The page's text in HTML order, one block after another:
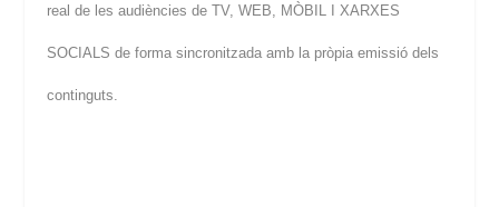
real de les audiències de TV, WEB, MÒBIL I XARXES
SOCIALS de forma sincronitzada amb la pròpia emissió dels
continguts.